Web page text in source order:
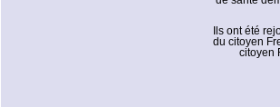
Ils ont été
du citoyen
citoyen